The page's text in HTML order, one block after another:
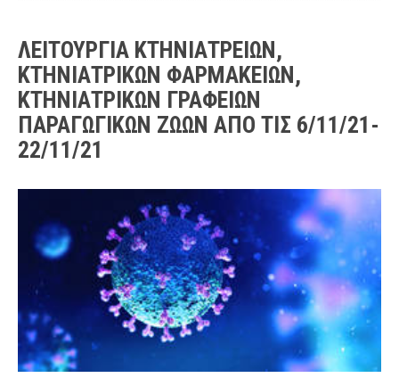
ΛΕΙΤΟΥΡΓΙΑ ΚΤΗΝΙΑΤΡΕΙΩΝ,
ΚΤΗΝΙΑΤΡΙΚΩΝ ΦΑΡΜΑΚΕΙΩΝ,
ΚΤΗΝΙΑΤΡΙΚΩΝ ΓΡΑΦΕΙΩΝ
ΠΑΡΑΓΩΓΙΚΩΝ ΖΩΩΝ ΑΠΟ ΤΙΣ 6/11/21-
22/11/21